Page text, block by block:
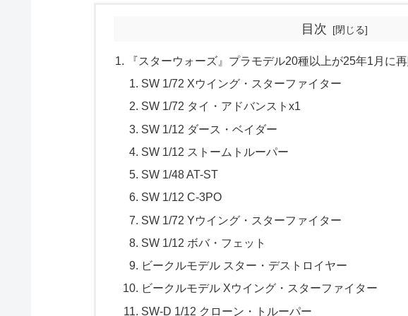
目次
『スターウォーズ』プラモデル20種以上が25年1月に
SW 1/72 Xウイング・スターファイター
SW 1/72 タイ・アドバンストx1
SW 1/12 ダース・ベイダー
SW 1/12 ストームトルーパー
SW 1/48 AT-ST
SW 1/12 C-3PO
SW 1/72 Yウイング・スターファイター
SW 1/12 ボバ・フェット
ビークルモデル スター・デストロイヤー
ビークルモデル Xウイング・スターファイター
SW-D 1/12 クローン・トルーパー